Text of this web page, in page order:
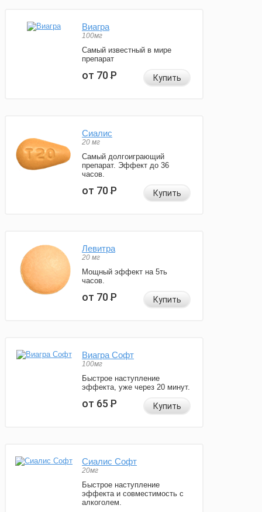
Виагра
100мг
Самый известный в мире
препарат
от 70Р Купить
Сиалис
20 мг
Самый долгоиграющий
препарат. Эффект до 36
часов.
от 70Р Купить
Левитра
20 мг
Мощный эффект на 5ть
часов.
от 70Р Купить
Виагра Софт
100мг
Быстрое наступление
эффекта, уже через 20 минут.
от 65Р Купить
Сиалис Софт
20мг
Быстрое наступление
эффекта и совместимость с
алкоголем.